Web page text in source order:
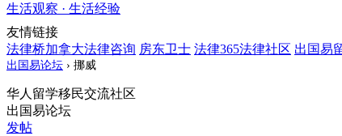
生活观察 · 生活经验
友情链接
法律桥加拿大法律咨询 房东卫士 法律365法律社区 出国易
出国易论坛 › 挪威
华人留学移民交流社区
出国易论坛
发帖